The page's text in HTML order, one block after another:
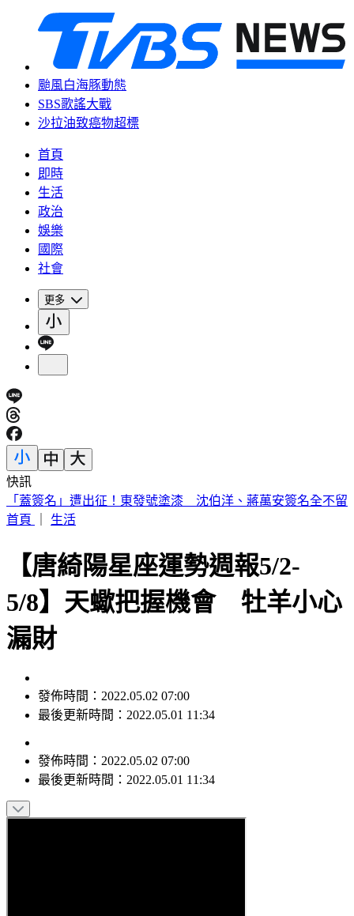
颱風白海豚動態
SBS歌謠大戰
沙拉油致癌物超標
首頁
即時
生活
政治
娛樂
國際
社會
更多
快訊
醫師示警吃蔬果前「忘記1步驟」 恐增感染風險
首頁
生活
【唐綺陽星座運勢週報5/2-
5/8】天蠍把握機會 牡羊小心
漏財
發佈時間：2022.05.02 07:00
最後更新時間：2022.05.01 11:34
發佈時間： 2022.05.02 07:00
最後更新時間： 2022.05.01 11:34